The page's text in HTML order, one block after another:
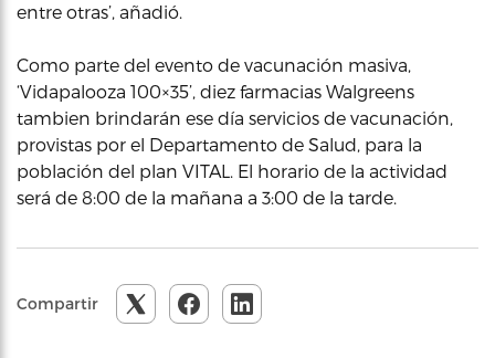
entre otras’, añadió.
Como parte del evento de vacunación masiva,
‘Vidapalooza 100×35’, diez farmacias Walgreens
tambien brindarán ese día servicios de vacunación,
provistas por el Departamento de Salud, para la
población del plan VITAL. El horario de la actividad
será de 8:00 de la mañana a 3:00 de la tarde.
Compartir